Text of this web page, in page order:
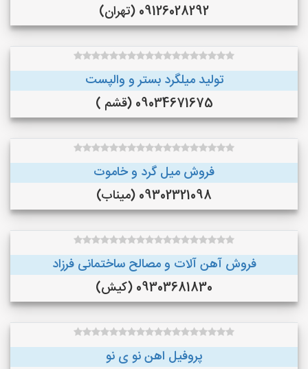
09126028292 (تهران)
تولید میلگرد بستر و والپست
09034671675 (قشم )
فروش میل گرد و خاموت
09302321098 (میناب)
فروش آهن آلات و مصالح ساختمانی فرزاد
09303681830 (کیش)
پروفیل اهن نو ی نو